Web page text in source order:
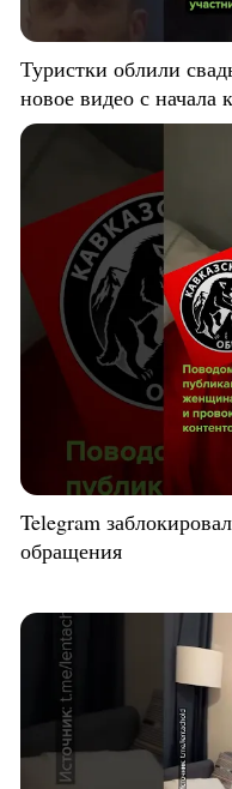
Туристки облили
новое видео с начала
Telegram
обращения